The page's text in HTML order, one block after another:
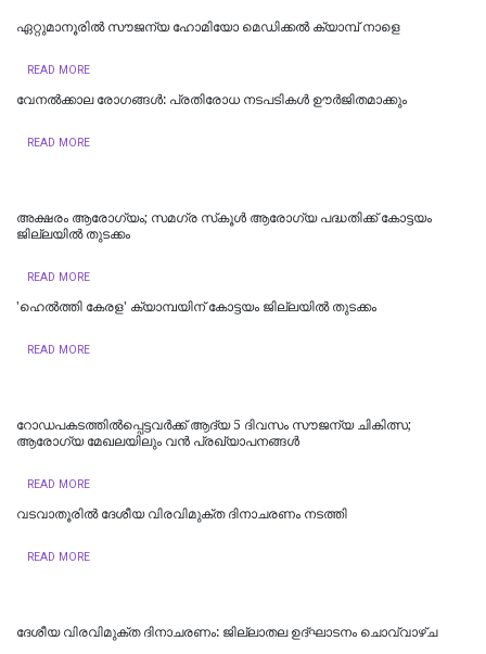
ഏറ്റുമാനൂരിൽ സൗജന്യ ഹോമിയോ മെഡിക്കൽ ക്യാമ്പ് നാളെ
READ MORE
വേനൽക്കാല രോഗങ്ങൾ: പ്രതിരോധ നടപടികൾ ഊർജിതമാക്കും
READ MORE
​അക്ഷരം ആരോഗ്യം; സമഗ്ര സ്‌കൂൾ ആരോഗ്യ പദ്ധതിക്ക് കോട്ടയം
ജില്ലയിൽ തുടക്കം
READ MORE
'ഹെൽത്തി കേരള' ക്യാമ്പയിന് കോട്ടയം ജില്ലയിൽ തുടക്കം
READ MORE
റോഡപകടത്തില്‍പ്പെട്ടവർക്ക് ആദ്യ 5 ദിവസം സൗജന്യ ചികിത്സ;
ആരോഗ്യ മേഖലയിലും വൻ പ്രഖ്യാപനങ്ങൾ
READ MORE
വടവാതൂരില്‍ ദേശീയ വിരവിമുക്ത ദിനാചരണം നടത്തി
READ MORE
ദേശീയ വിരവിമുക്ത ദിനാചരണം: ജില്ലാതല ഉദ്ഘാടനം ചൊവ്വാഴ്ച